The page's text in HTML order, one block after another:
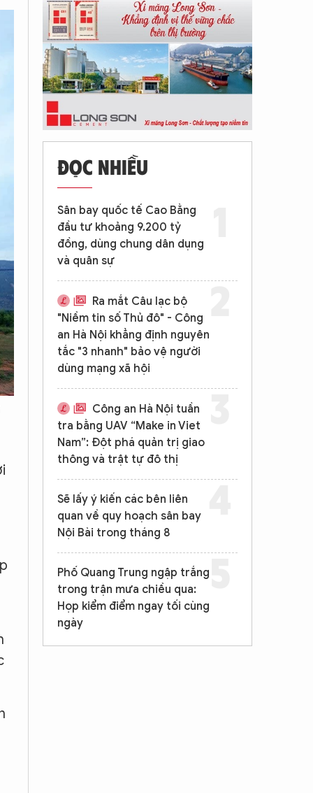
ĐỌC NHIỀU
Sân bay quốc tế Cao Bằng
đầu tư khoảng 9.200 tỷ
đồng, dùng chung dân dụng
và quân sự
Ra mắt Câu lạc bộ
"Niềm tin số Thủ đô" - Công
an Hà Nội khẳng định nguyên
tắc "3 nhanh" bảo vệ người
dùng mạng xã hội
Công an Hà Nội tuần
tra bằng UAV “Make in Viet
Nam”: Đột phá quản trị giao
thông và trật tự đô thị
Sẽ lấy ý kiến các bên liên
quan về quy hoạch sân bay
Nội Bài trong tháng 8
Phố Quang Trung ngập trắng
trong trận mưa chiều qua:
Họp kiểm điểm ngay tối cùng
ngày